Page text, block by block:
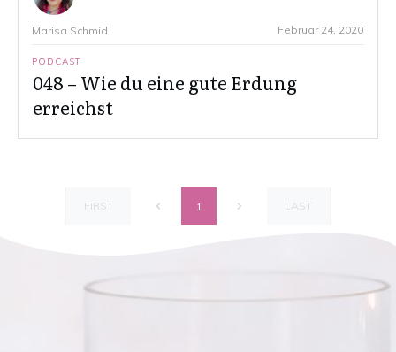
Marisa Schmid Februar 24, 2020
PODCAST
048 – Wie du eine gute Erdung
erreichst
FIRST 1 LAST